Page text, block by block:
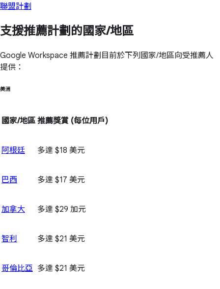
聯盟計劃
支援推薦計劃的國家/地區
Google Workspace 推薦計劃目前於下列國家/地區向受推薦人
提供：
美洲
國家/地區 推薦獎賞 (每位用戶)
阿根廷 多達 $18 美元
巴西 多達 $17 美元
加拿大 多達 $29 加元
智利 多達 $21 美元
哥倫比亞 多達 $21 美元